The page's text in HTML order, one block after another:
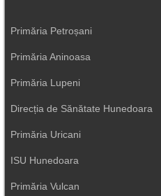
Primăria Petroșani
Primăria Aninoasa
Primăria Lupeni
Direcția de Sănătate Hunedoara
Primăria Uricani
ISU Hunedoara
Primăria Vulcan